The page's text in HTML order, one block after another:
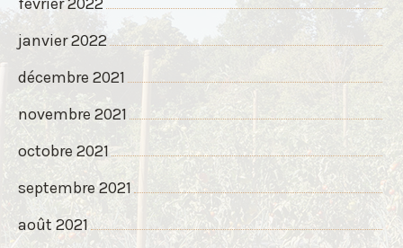
janvier 2022
décembre 2021
novembre 2021
octobre 2021
septembre 2021
août 2021